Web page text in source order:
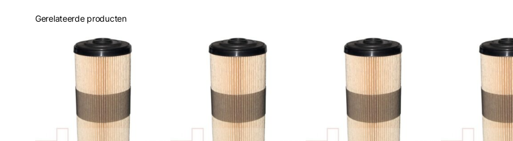
Gerelateerde producten